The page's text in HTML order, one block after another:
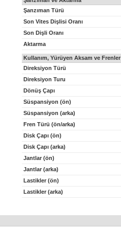
Şanzıman Türü
Son Vites Dişlisi Oranı
Son Dişli Oranı
Aktarma
Kullanım, Yürüyen Aksam ve Frenler
Direksiyon Türü
Direksiyon Turu
Dönüş Çapı
Süspansiyon (ön)
Süspansiyon (arka)
Fren Türü (ön/arka)
Disk Çapı (ön)
Disk Çapı (arka)
Jantlar (ön)
Jantlar (arka)
Lastikler (ön)
Lastikler (arka)